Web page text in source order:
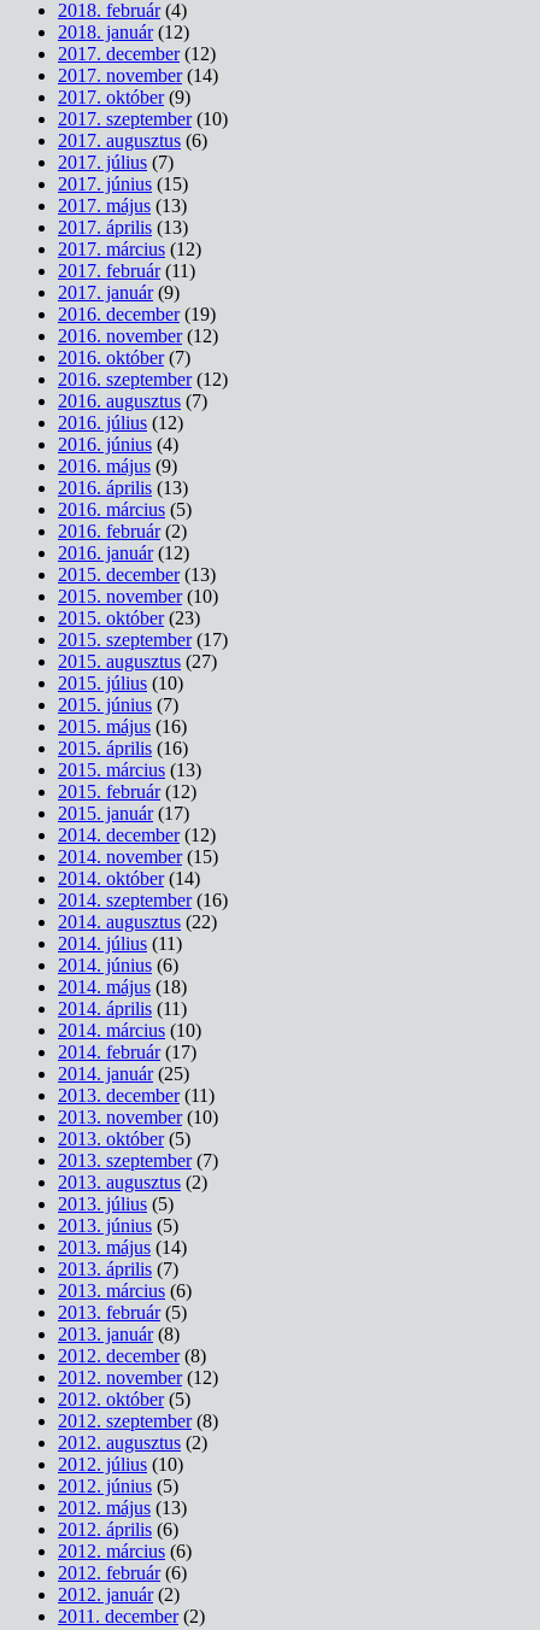
2018. február(4)
2018. január(12)
2017. december(12)
2017. november(14)
2017. október(9)
2017. szeptember(10)
2017. augusztus (6)
2017. július (7)
2017. június (15)
2017. május (13)
2017. április (13)
2017. március (12)
2017. február(11)
2017. január(9)
2016. december(19)
2016. november(12)
2016. október(7)
2016. szeptember(12)
2016. augusztus (7)
2016. július (12)
2016. június (4)
2016. május (9)
2016. április (13)
2016. március (5)
2016. február(2)
2016. január(12)
2015. december(13)
2015. november(10)
2015. október(23)
2015. szeptember(17)
2015. augusztus (27)
2015. július (10)
2015. június (7)
2015. május (16)
2015. április (16)
2015. március (13)
2015. február(12)
2015. január(17)
2014. december(12)
2014. november(15)
2014. október(14)
2014. szeptember(16)
2014. augusztus (22)
2014. július (11)
2014. június (6)
2014. május (18)
2014. április (11)
2014. március (10)
2014. február(17)
2014. január(25)
2013. december(11)
2013. november(10)
2013. október(5)
2013. szeptember(7)
2013. augusztus (2)
2013. július (5)
2013. június (5)
2013. május (14)
2013. április (7)
2013. március (6)
2013. február(5)
2013. január(8)
2012. december(8)
2012. november(12)
2012. október(5)
2012. szeptember(8)
2012. augusztus (2)
2012. július (10)
2012. június (5)
2012. május (13)
2012. április (6)
2012. március (6)
2012. február(6)
2012. január(2)
2011. december(2)